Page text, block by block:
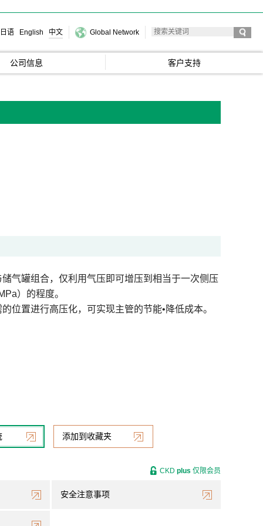
日语 English 中文 Global Network
公司信息 客户支持
气罐组合，仅利用气压即可增压到相当于一次侧压
）的程度。
位置进行高压化，可实现主管的节能•降低成本。
添加到收藏夹
安全注意事项
CKD plus 仅限会员